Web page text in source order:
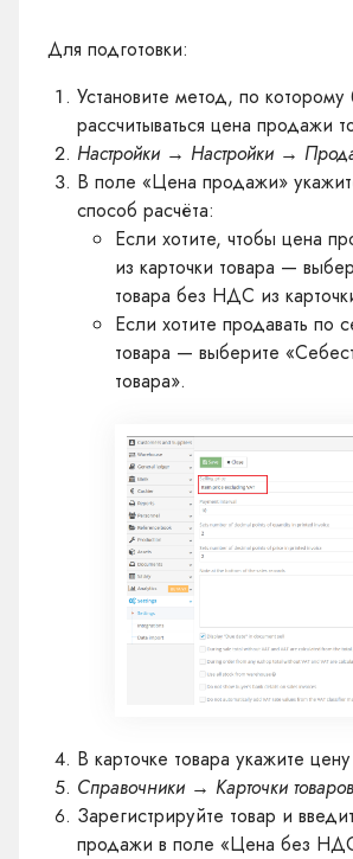
Для подготовки:
Установите метод, по которому
рассчитываться цена продажи
Настройки → Настройки →
В поле «Цена продажи»
способ расчёта:
Если хотите, чтобы цена
из карточки товара —
товара без НДС из
Если хотите продавать по
товара — выберите
товара».
В карточке товара укажите
Справочники → Карточки
Зарегистрируйте товар и
продажи в поле «Цена без